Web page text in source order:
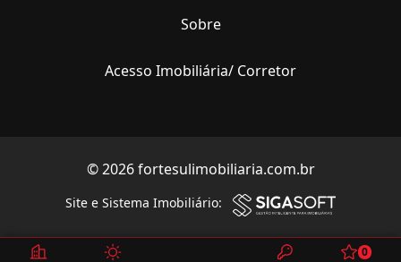
Sobre
Acesso Imobiliária/ Corretor
© 2026 fortesulimobiliaria.com.br
Site e Sistema Imobiliário:
0